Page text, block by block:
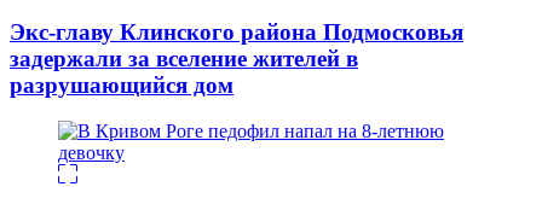
Экс-главу Клинского района Подмосковья
задержали за вселение жителей в
разрушающийся дом